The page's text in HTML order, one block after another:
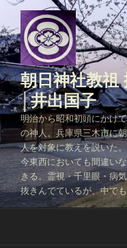
ン
テ
ン
ツ
へ
ス
キ
ッ
プ
朝日神社教祖
│井出国子
明治から昭和初頭にかけ
の神人。兵庫県三木市に
人を対象に教えを説いた
今東西においても間違い
きる。霊視・千里眼・病
抜きんでているが、中で